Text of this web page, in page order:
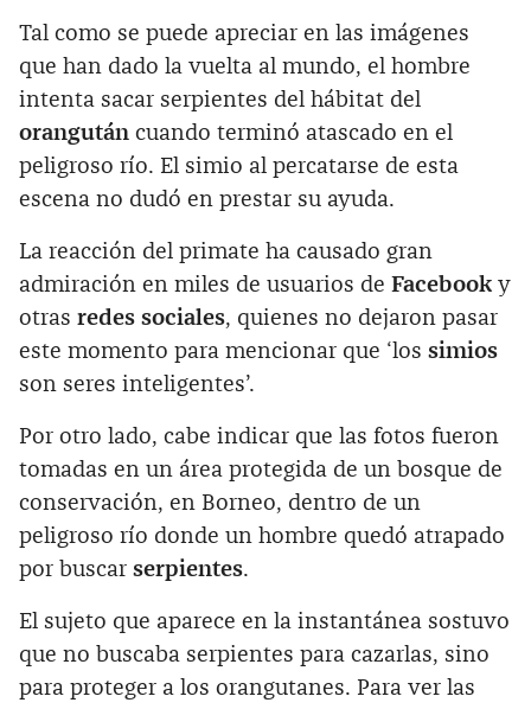
Tal como se puede apreciar en las imágenes
que han dado la vuelta al mundo, el hombre
intenta sacar serpientes del hábitat del
orangután cuando terminó atascado en el
peligroso río. El simio al percatarse de esta
escena no dudó en prestar su ayuda.
La reacción del primate ha causado gran
admiración en miles de usuarios de Facebook y
otras redes sociales, quienes no dejaron pasar
este momento para mencionar que ‘los simios
son seres inteligentes’.‌
Por otro lado, cabe indicar que las fotos fueron
tomadas en un área protegida de un bosque de
conservación, en Borneo, dentro de un
peligroso río donde un hombre quedó atrapado
por buscar serpientes.
El sujeto que aparece en la instantánea sostuvo
que no buscaba serpientes para cazarlas, sino
para proteger a los orangutanes. Para ver las